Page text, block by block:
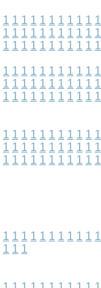
1 1 1 1 1 1 1 1 1 1 1
1 1 1 1 1 1 1 1 1 1 1
1 1 1 1 1 1 1 1 1 1 1
1 1 1 1 1 1 1 1 1 1 1
1 1 1 1 1 1 1 1 1 1 1
1 1 1 1 1 1 1 1 1 1 1
1 1 1 1 1 1 1 1 1 1 1
1 1 1 1 1 1 1 1 1 1 1
1 1 1 1 1 1 1 1 1 1 1
1 1 1 1 1 1 1 1 1 1 1
1 1 1